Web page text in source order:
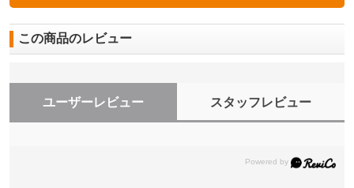
この商品のレビュー
ユーザーレビュー スタッフレビュー